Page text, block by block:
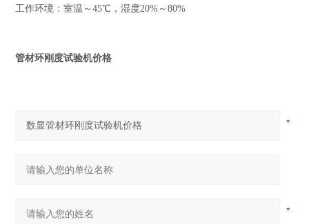
工作环境：室温～45℃，湿度20%～80%
管材环刚度试验机价格